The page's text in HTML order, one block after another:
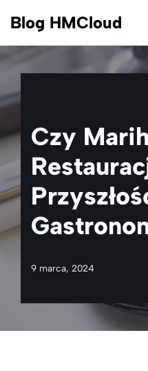
treści
Blog HMCloud
Czy
9 marca, 2024